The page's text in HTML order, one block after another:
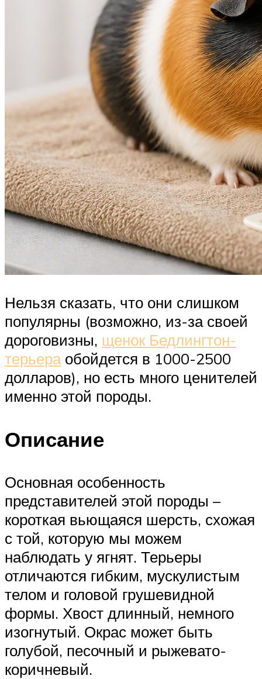
Нельзя сказать, что они слишком
популярны (возможно, из-за своей
дороговизны, щенок Бедлингтон-
терьераобойдется в 1000-2500
долларов), но есть много ценителей
именно этой породы.
Описание
Основная особенность
представителей этой породы –
короткая вьющаяся шерсть, схожая
с той, которую мы можем
наблюдать у ягнят. Терьеры
отличаются гибким, мускулистым
телом и головой грушевидной
формы. Хвост длинный, немного
изогнутый. Окрас может быть
голубой, песочный и рыжевато-
коричневый.